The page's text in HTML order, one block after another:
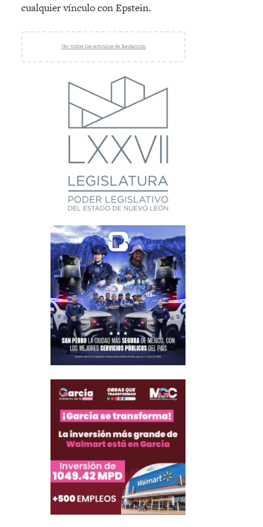
cualquier vínculo con Epstein.
Ver todos los artículos de Redacción